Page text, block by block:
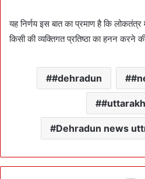
यह निर्णय इस बात का प्रमाण है कि
किसी की व्यक्तिगत प्रतिष्ठा का हनन करने
#dehradun
Dehradun news